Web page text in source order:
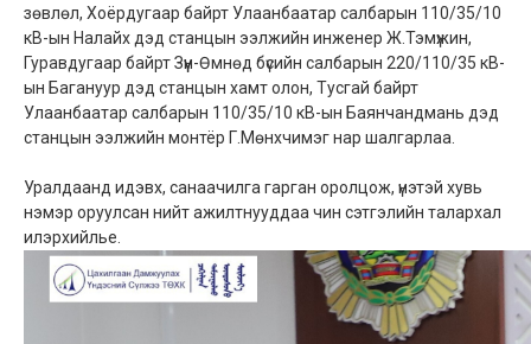
зөвлөл, Хоёрдугаар байрт Улаанбаатар салбарын 110/35/10
кВ-ын Налайх дэд станцын ээлжийн инженер Ж.Тэмүжин,
Гуравдугаар байрт Зүүн-Өмнөд бүсийн салбарын 220/110/35 кВ-
ын Багануур дэд станцын хамт олон, Тусгай байрт
Улаанбаатар салбарын 110/35/10 кВ-ын Баянчандмань дэд
станцын ээлжийн монтёр Г.Мөнхчимэг нар шалгарлаа.
Уралдаанд идэвх, санаачилга гарган оролцож, үнэтэй хувь
нэмэр оруулсан нийт ажилтнууддаа чин сэтгэлийн талархал
илэрхийлье.